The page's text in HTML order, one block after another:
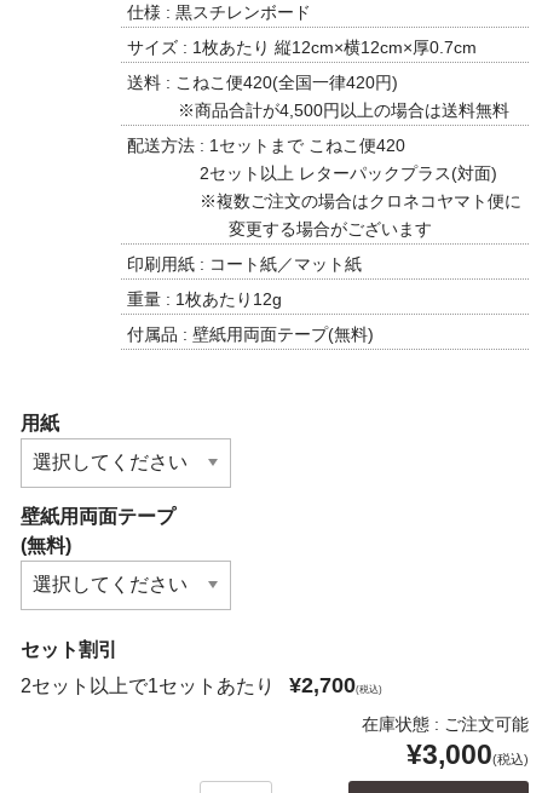
仕様 : 黒スチレンボード
サイズ : 1枚あたり 縦12cm×横12cm×厚0.7cm
送料 : こねこ便420(全国一律420円)
※商品合計が4,500円以上の場合は送料無料
配送方法 : 1セットまで こねこ便420
2セット以上 レターパックプラス(対面)
※複数ご注文の場合はクロネコヤマト便に
変更する場合がございます
印刷用紙 : コート紙／マット紙
重量 : 1枚あたり12g
付属品 : 壁紙用両面テープ(無料)
用紙
壁紙用両面テープ
(無料)
セット割引
2セット以上で1セットあたり
¥2,700(税込)
在庫状態 : ご注文可能
¥3,000(税込)